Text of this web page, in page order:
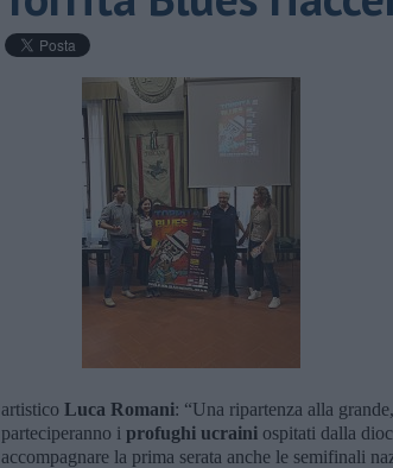
artistico Luca Romani: “Una ripartenza alla
parteciperanno i profughi ucraini ospitati dalla
accompagnare la prima serata anche le semifinali